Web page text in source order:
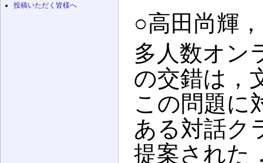
○高田尚輝
多人数オン
の交錯は，
この問題に
ある対話ク
提案された
投稿いただく皆様へ